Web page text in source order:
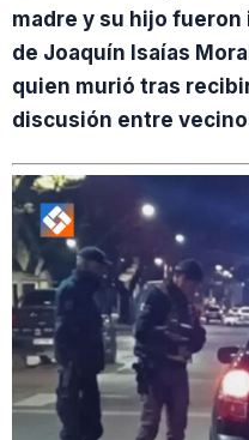
madre y su hijo
de Joaquín Isaías
quien murió tras
discusión entre